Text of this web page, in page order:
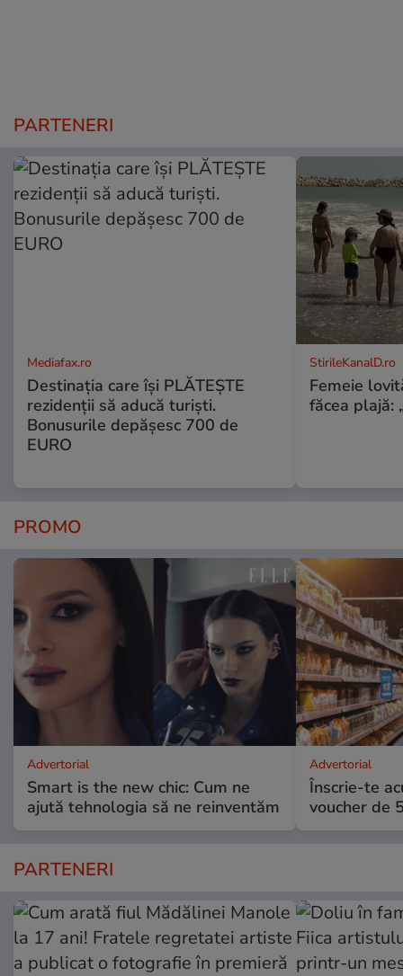
PARTENERI
Mediafax.ro
Destinația care își PLĂTEȘTE
rezidenții să aducă turiști.
Bonusurile depășesc 700 de
EURO
StirileKanalD.ro
Femeie
făcea plajă:
PROMO
Advertorial
Smart is the new chic: Cum ne
ajută tehnologia să ne reinventăm
Advertorial
Înscrie-te
voucher de
PARTENERI